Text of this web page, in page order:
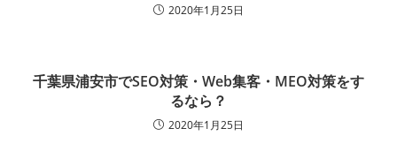
2020年1月25日
千葉県浦安市でSEO対策・Web集客・MEO対策をす
るなら？
2020年1月25日